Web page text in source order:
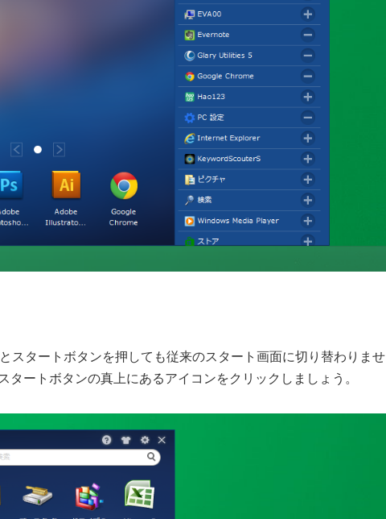
スタートボタンを押しても従来のスタート画面に切り替わりませ
タートボタンの真上にあるアイコンをクリックしましょう。